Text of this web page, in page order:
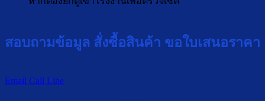
สอบถามข้อมูล สั่งซื้อสินค้า ขอใบเสนอราคา
Email Call Line